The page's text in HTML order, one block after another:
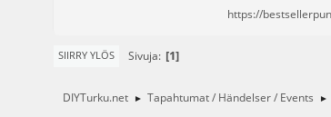
https://
SIIRRY YLÖS Sivuja 1
DIYTurku.net ► Tapahtumat / Händelser / Events ►